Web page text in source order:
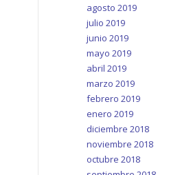
agosto 2019
julio 2019
junio 2019
mayo 2019
abril 2019
marzo 2019
febrero 2019
enero 2019
diciembre 2018
noviembre 2018
octubre 2018